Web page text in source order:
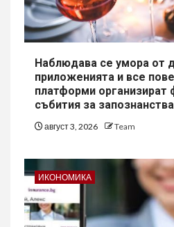
Наблюдава се умора от
приложенията и все
платформи организират
събития за запознанства
август 3, 2026 Team
ИКОНОМИКА